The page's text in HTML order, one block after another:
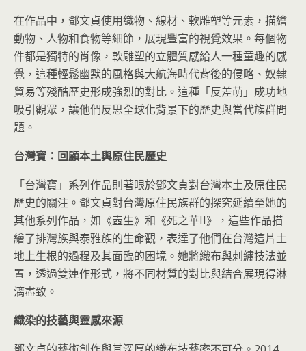
在作品中，鄧文貞使用織物、線材、軟雕塑等元素，描繪
動物、人物和食物等細節，展現豐富的視覺效果。每個物
件都是獨特的肖像，軟雕塑的立體質感給人一種童趣的感
覺，這種輕鬆幽默的風格與大航海時代背後的侵略、奴隸
貿易等殘酷歷史形成強烈的對比。這種「反差萌」成功地
吸引觀眾，讓他們反思全球化背景下的歷史與當代族群問
題。
台灣寶：回顧本土與原住民歷史
「台灣寶」系列作品則著眼於鄧文貞對台灣本土及原住民
歷史的關注。鄧文貞對台灣原住民族群的探究延續至她的
其他系列作品，如《壺生》和《死之華II》，這些作品描
繪了排灣族與泰雅族的生命觀，表達了他們在台灣這片土
地上生根的過程及其面臨的困境。她將織布與刺繡技法並
置，透過雙連作形式，將不同材質的對比與結合展現得淋
漓盡致。
織染的技藝與靈感來源